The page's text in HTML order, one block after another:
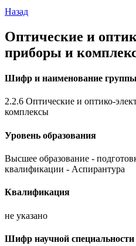
Назад
Оптические и
приборы и
Шифр и наименование группы
2.2.6 Оптические и оптико-
комплексы
Уровень образования
Высшее образование -
квалификации - Аспирантура
Квалификация
не указано
Шифр научной специальности